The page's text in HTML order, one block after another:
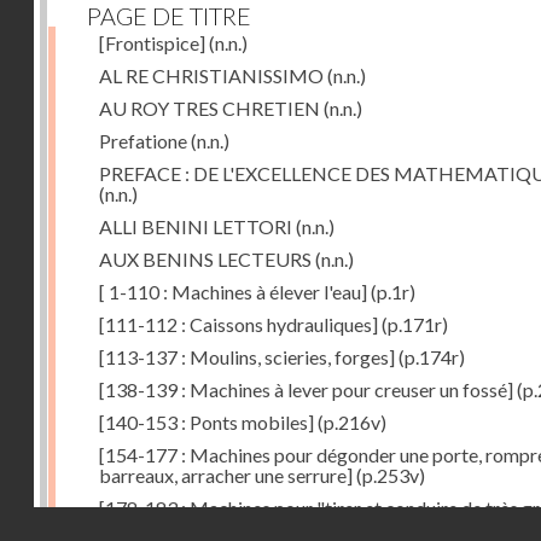
PAGE DE TITRE
[Frontispice](n.n.)
AL RE CHRISTIANISSIMO (n.n.)
AU ROY TRES CHRETIEN (n.n.)
Prefatione(n.n.)
PREFACE : DE L'EXCELLENCE DES
(n.n.)
ALLI BENINI LETTORI (n.n.)
AUX BENINS LECTEURS (n.n.)
[ 1-110 : Machines à élever l'eau](p.1r)
[111-112 : Caissons hydrauliques](p.171r)
[113-137 : Moulins, scieries, forges](p.174r)
[138-139 : Machines à lever pour creuser un fossé]
[140-153 : Ponts mobiles](p.216v)
[154-177 : Machines pour dégonder une porte,
barreaux, arracher une serrure](p.253v)
[178-183 : Machines pour "tirer et conduire de très